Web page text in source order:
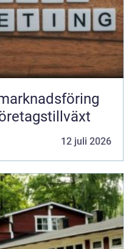
12 juli 2026